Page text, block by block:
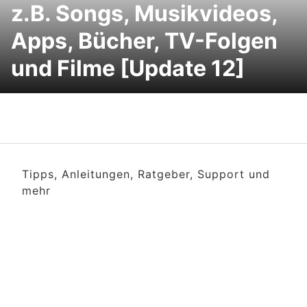
z.B. Songs, Musikvideos,
Apps, Bücher, TV-Folgen
und Filme [Update 12]
Tipps, Anleitungen, Ratgeber, Support und
mehr